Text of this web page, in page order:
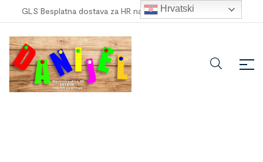
GLS Besplatna dostava za HR narudžbe veće od 100,00 €
Hrvatski